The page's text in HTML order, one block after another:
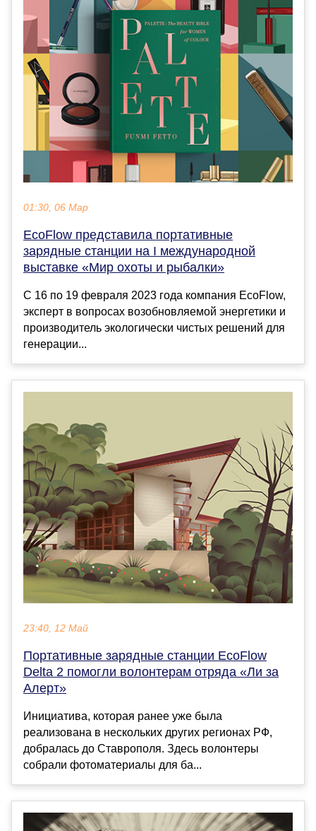
01:30, 06 Мар
EcoFlow представила портативные
зарядные станции на I международной
выставке «Мир охоты и рыбалки»
С 16 по 19 февраля 2023 года компания EcoFlow,
эксперт в вопросах возобновляемой энергетики и
производитель экологически чистых решений для
генерации...
23:40, 12 Май
Портативные зарядные станции EcoFlow
Delta 2 помогли волонтерам отряда «Ли за
Алерт»
Инициатива, которая ранее уже была
реализована в нескольких других регионах РФ,
добралась до Ставрополя. Здесь волонтеры
собрали фотоматериалы для ба...